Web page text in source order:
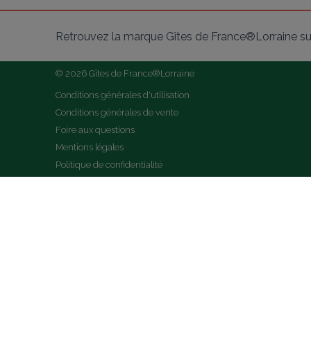
Retrouvez la marque Gîtes de France®Lorraine
© 2026 Gîtes de France®Lorraine
Conditions générales d'utilisation
Conditions générales de vente
Foire aux questions
Mentions légales
Politique de confidentialité